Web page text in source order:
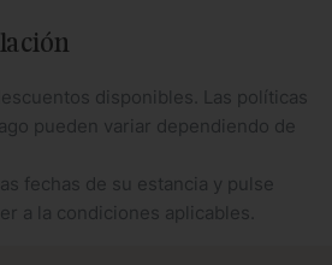
disponibles. Las políticas
pueden variar dependiendo de
fechas de su estancia y pulse
a la condiciones aplicables.